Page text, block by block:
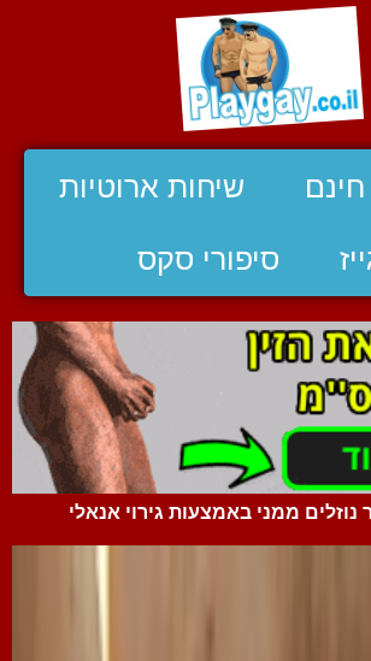
חינם שיחות ארוטיות
סיפורי סקס
ממני באמצעות גירוי אנאלי